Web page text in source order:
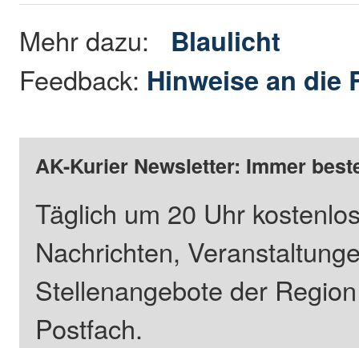
Mehr dazu: Blaulicht
Feedback: Hinweise an die
AK-Kurier Newsletter: Immer
Täglich um 20 Uhr
Nachrichten,
Stellenangebote der
Postfach.